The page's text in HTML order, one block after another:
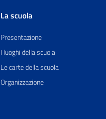
La scuola
Presentazione
I luoghi della scuola
Le carte della scuola
Organizzazione